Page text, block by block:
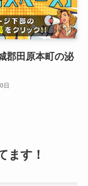
郡田原本町の泌
日
ます！